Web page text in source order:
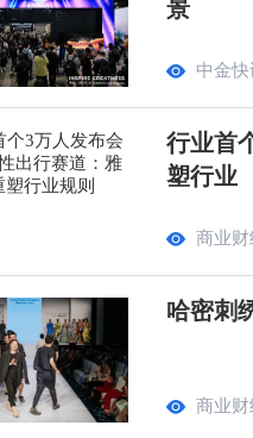
景
中金快
行业首
塑行业
商业财
哈密刺
商业财